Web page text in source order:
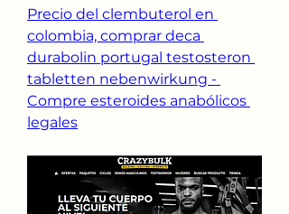
Precio del clembuterol en
colombia, comprar deca
durabolin portugal testosteron
tabletten nebenwirkung -
Compre esteroides anabólicos
legales